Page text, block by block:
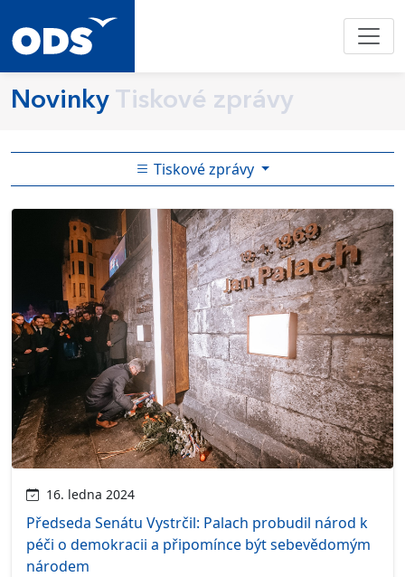
Novinky Tiskové zprávy
Tiskové zprávy
16. ledna 2024
Předseda Senátu Vystrčil: Palach probudil národ k
péči o demokracii a připomínce být sebevědomým
národem